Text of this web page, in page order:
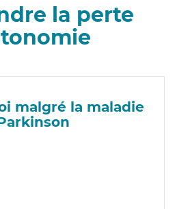
la perte
malgré la maladie